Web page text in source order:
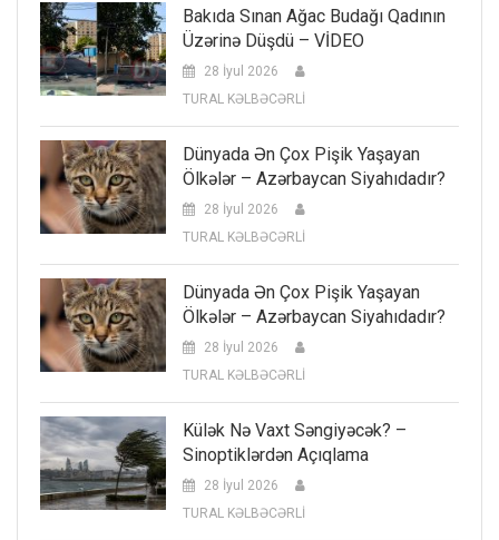
Bakıda Sınan Ağac Budağı Qadının
Üzərinə Düşdü – VİDEO
28 İyul 2026
TURAL KƏLBƏCƏRLİ
Dünyada Ən Çox Pişik Yaşayan
Ölkələr – Azərbaycan Siyahıdadır?
28 İyul 2026
TURAL KƏLBƏCƏRLİ
Dünyada Ən Çox Pişik Yaşayan
Ölkələr – Azərbaycan Siyahıdadır?
28 İyul 2026
TURAL KƏLBƏCƏRLİ
Külək Nə Vaxt Səngiyəcək? –
Sinoptiklərdən Açıqlama
28 İyul 2026
TURAL KƏLBƏCƏRLİ